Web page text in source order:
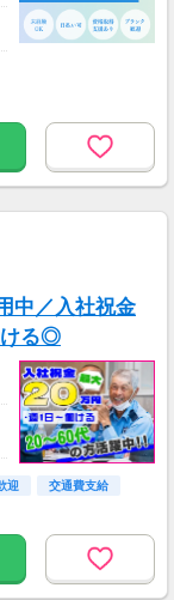
中／入社祝金
ける◎
迎
交通費支給